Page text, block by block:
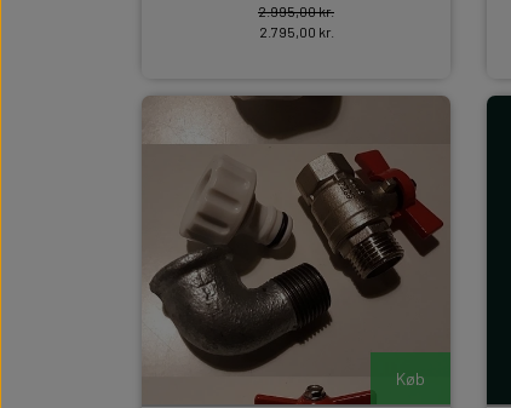
2.995,00 kr.
2.795,00 kr.
Køb